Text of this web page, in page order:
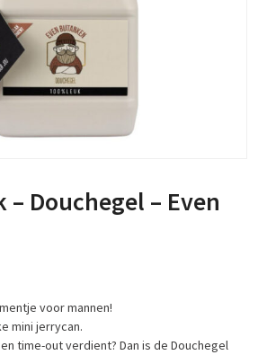
– Douchegel – Even
voor mannen!
mini jerrycan.
time-out verdient? Dan is de Douchegel